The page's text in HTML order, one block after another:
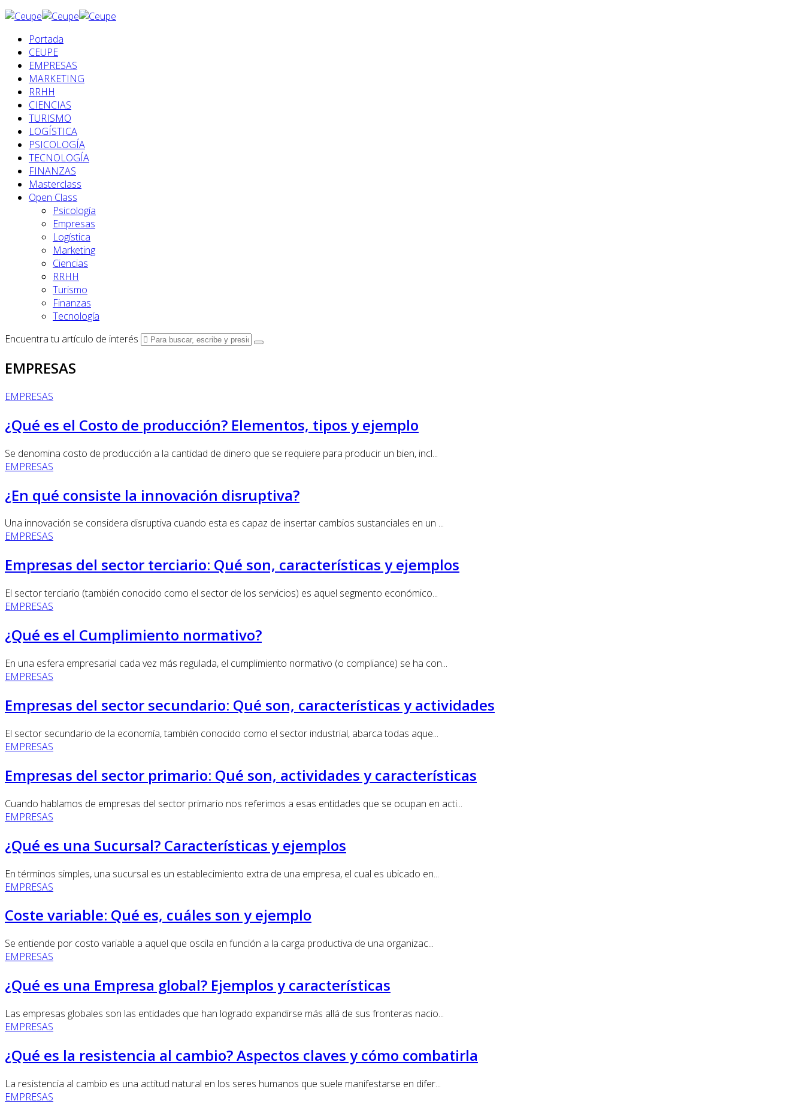
Portada
CEUPE
EMPRESAS
MARKETING
RRHH
CIENCIAS
TURISMO
LOGÍSTICA
PSICOLOGÍA
TECNOLOGÍA
FINANZAS
Masterclass
Open Class
Psicología
Empresas
Logística
Marketing
Ciencias
RRHH
Turismo
Finanzas
Tecnología
Encuentra tu artículo de interés
EMPRESAS
EMPRESAS
¿Qué es el Costo de producción? Elementos, tipos y ejemplo
Se denomina costo de producción a la cantidad de dinero que se requiere para producir un bien, incl...
EMPRESAS
¿En qué consiste la innovación disruptiva?
Una innovación se considera disruptiva cuando esta es capaz de insertar cambios sustanciales en un ...
EMPRESAS
Empresas del sector terciario: Qué son, características y ejemplos
El sector terciario (también conocido como el sector de los servicios) es aquel segmento económico...
EMPRESAS
¿Qué es el Cumplimiento normativo?
En una esfera empresarial cada vez más regulada, el cumplimiento normativo (o compliance) se ha con...
EMPRESAS
Empresas del sector secundario: Qué son, características y actividades
El sector secundario de la economía, también conocido como el sector industrial, abarca todas aque...
EMPRESAS
Empresas del sector primario: Qué son, actividades y características
Cuando hablamos de empresas del sector primario nos referimos a esas entidades que se ocupan en acti...
EMPRESAS
¿Qué es una Sucursal? Características y ejemplos
En términos simples, una sucursal es un establecimiento extra de una empresa, el cual es ubicado en...
EMPRESAS
Coste variable: Qué es, cuáles son y ejemplo
Se entiende por costo variable a aquel que oscila en función a la carga productiva de una organizac...
EMPRESAS
¿Qué es una Empresa global? Ejemplos y características
Las empresas globales son las entidades que han logrado expandirse más allá de sus fronteras nacio...
EMPRESAS
¿Qué es la resistencia al cambio? Aspectos claves y cómo combatirla
La resistencia al cambio es una actitud natural en los seres humanos que suele manifestarse en difer...
EMPRESAS